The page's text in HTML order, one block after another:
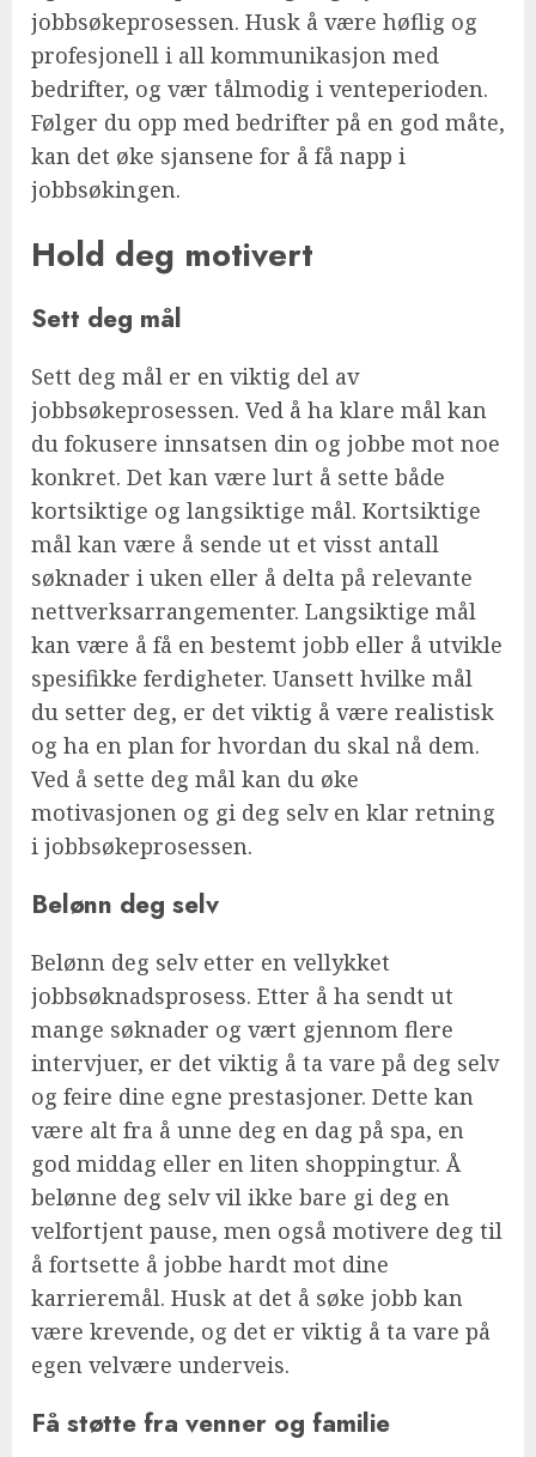
jobbsøkeprosessen. Husk å være høflig og
profesjonell i all kommunikasjon med
bedrifter, og vær tålmodig i venteperioden.
Følger du opp med bedrifter på en god måte,
kan det øke sjansene for å få napp i
jobbsøkingen.
Hold deg motivert
Sett deg mål
Sett deg mål er en viktig del av
jobbsøkeprosessen. Ved å ha klare mål kan
du fokusere innsatsen din og jobbe mot noe
konkret. Det kan være lurt å sette både
kortsiktige og langsiktige mål. Kortsiktige
mål kan være å sende ut et visst antall
søknader i uken eller å delta på relevante
nettverksarrangementer. Langsiktige mål
kan være å få en bestemt jobb eller å utvikle
spesifikke ferdigheter. Uansett hvilke mål
du setter deg, er det viktig å være realistisk
og ha en plan for hvordan du skal nå dem.
Ved å sette deg mål kan du øke
motivasjonen og gi deg selv en klar retning
i jobbsøkeprosessen.
Belønn deg selv
Belønn deg selv etter en vellykket
jobbsøknadsprosess. Etter å ha sendt ut
mange søknader og vært gjennom flere
intervjuer, er det viktig å ta vare på deg selv
og feire dine egne prestasjoner. Dette kan
være alt fra å unne deg en dag på spa, en
god middag eller en liten shoppingtur. Å
belønne deg selv vil ikke bare gi deg en
velfortjent pause, men også motivere deg til
å fortsette å jobbe hardt mot dine
karrieremål. Husk at det å søke jobb kan
være krevende, og det er viktig å ta vare på
egen velvære underveis.
Få støtte fra venner og familie